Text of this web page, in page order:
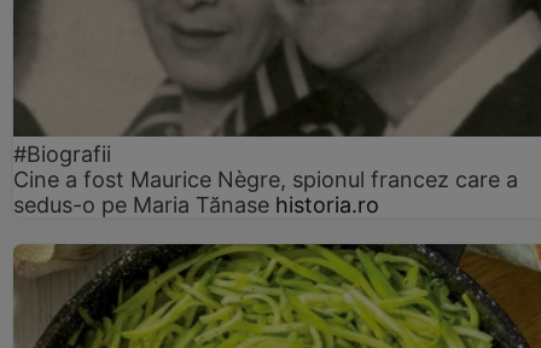
#Biografii
Cine a fost Maurice Nègre, spionul francez care a
sedus-o pe Maria Tănase historia.ro